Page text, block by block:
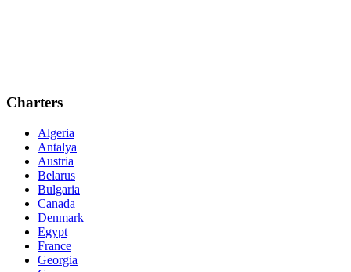
Charters
Algeria
Antalya
Austria
Belarus
Bulgaria
Canada
Denmark
Egypt
France
Georgia